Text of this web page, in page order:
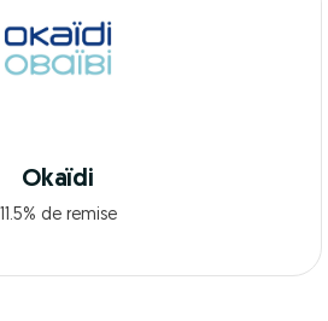
Okaïdi
11.5% de remise